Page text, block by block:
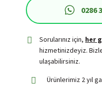
0286
Sorularınız için, her
hizmetinizdeyiz.
ulaşabilirsiniz.
Ürünlerimiz 2 yıl